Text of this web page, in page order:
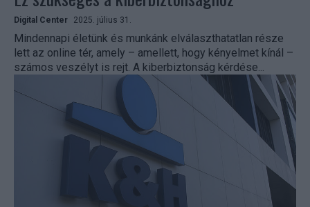
Digital Center 2025. július 31.
Mindennapi életünk és munkánk elválaszthatatlan része
lett az online tér, amely – amellett, hogy kényelmet kínál –
számos veszélyt is rejt. A kiberbiztonság kérdése...